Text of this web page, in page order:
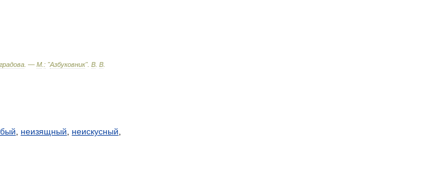
. — М : "Азбуковник". В В
неизящный неискусный